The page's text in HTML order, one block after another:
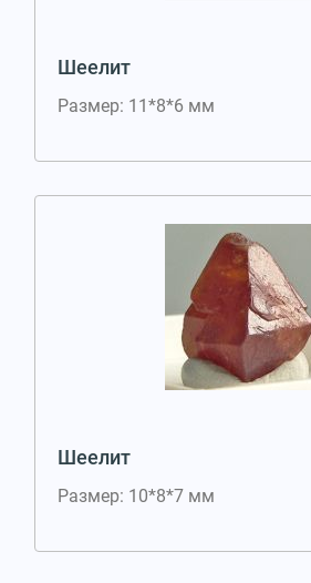
Шеелит
Размер: 11*8*6 мм
Шеелит
Размер: 10*8*7 мм